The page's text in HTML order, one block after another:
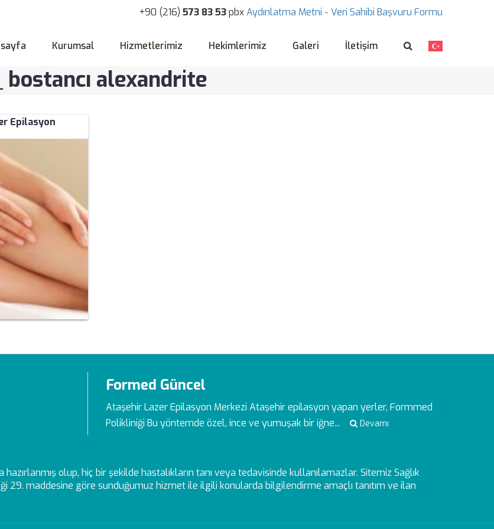
+90 (216) 573 83 53pbxAydınlatma Metni - Veri Sahibi Başvuru Formu
Kurumsal Hizmetlerimiz Hekimlerimiz Galeri İletişim
bostancı alexandrite
Epilasyon
Formed Güncel
Ataşehir Lazer Epilasyon Merkezi Ataşehir epilasyon yapan yerler, Formmed
Polikliniği Bu yöntemde özel, ince ve yumuşak bir iğne...
Devamı
olup, hiç bir şekilde hastalıkların tanı veya tedavisinde kullanılamazlar. Sitemiz Sağlık
29. maddesine göre sunduğumuz hizmet ile ilgili konularda bilgilendirme amaçlı tanıtım ve ilan